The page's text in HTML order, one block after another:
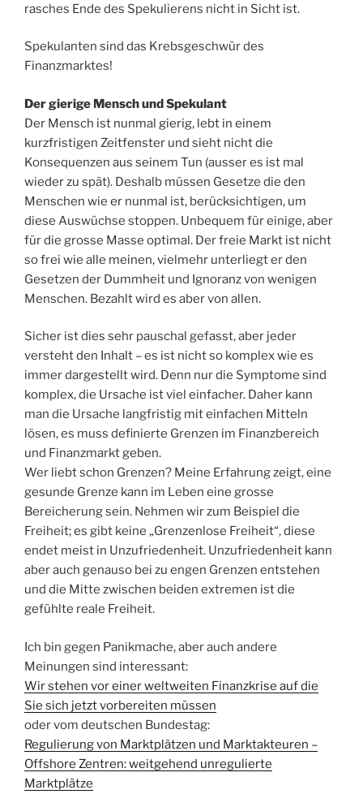
rasches Ende des Spekulierens nicht in Sicht ist.
Spekulanten sind das Krebsgeschwür des
Finanzmarktes!
Der gierige Mensch und Spekulant
Der Mensch ist nunmal gierig, lebt in einem
kurzfristigen Zeitfenster und sieht nicht die
Konsequenzen aus seinem Tun (ausser es ist mal
wieder zu spät). Deshalb müssen Gesetze die den
Menschen wie er nunmal ist, berücksichtigen, um
diese Auswüchse stoppen. Unbequem für einige, aber
für die grosse Masse optimal. Der freie Markt ist nicht
so frei wie alle meinen, vielmehr unterliegt er den
Gesetzen der Dummheit und Ignoranz von wenigen
Menschen. Bezahlt wird es aber von allen.
Sicher ist dies sehr pauschal gefasst, aber jeder
versteht den Inhalt – es ist nicht so komplex wie es
immer dargestellt wird. Denn nur die Symptome sind
komplex, die Ursache ist viel einfacher. Daher kann
man die Ursache langfristig mit einfachen Mitteln
lösen, es muss definierte Grenzen im Finanzbereich
und Finanzmarkt geben.
Wer liebt schon Grenzen? Meine Erfahrung zeigt, eine
gesunde Grenze kann im Leben eine grosse
Bereicherung sein. Nehmen wir zum Beispiel die
Freiheit; es gibt keine „Grenzenlose Freiheit“, diese
endet meist in Unzufriedenheit. Unzufriedenheit kann
aber auch genauso bei zu engen Grenzen entstehen
und die Mitte zwischen beiden extremen ist die
gefühlte reale Freiheit.
Ich bin gegen Panikmache, aber auch andere
Meinungen sind interessant:
Wir stehen vor einer weltweiten Finanzkrise auf die
Sie sich jetzt vorbereiten müssen
oder vom deutschen Bundestag:
Regulierung von Marktplätzen und Marktakteuren –
Offshore Zentren: weitgehend unregulierte
Marktplätze